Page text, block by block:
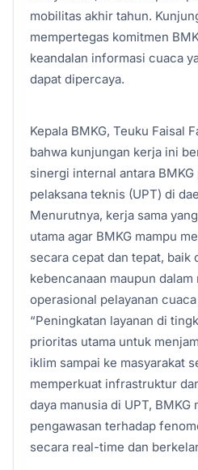
mobilitas akhir tahun.
mempertegas komitmen
keandalan informasi cuaca
dapat dipercaya.
Kepala BMKG, Teuku Faisal
bahwa kunjungan kerja ini
sinergi internal antara
pelaksana teknis (UPT) di
Menurutnya, kerja sama
utama agar BMKG mampu
secara cepat dan tepat, baik
kebencanaan maupun dalam
operasional pelayanan
“Peningkatan layanan di
prioritas utama untuk
iklim sampai ke masyarakat
memperkuat infrastruktur
daya manusia di UPT, BMKG
pengawasan terhadap
secara real-time dan